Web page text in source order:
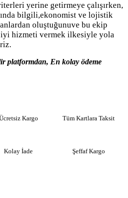
yerine getirmeye çalışırken,
bilgili,ekonomist ve lojistik
oluştuğunuve bu ekip
hizmeti vermek ilkesiyle yola
platformdan, En kolay ödeme
Kargo Tüm Kartlara Taksit
Kolay İade Şeffaf Kargo